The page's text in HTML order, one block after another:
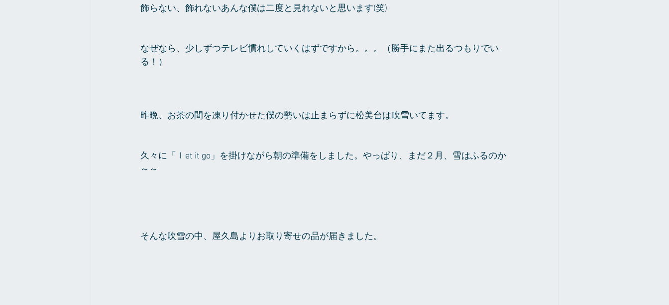
飾らない、飾れないあんな僕は二度と見れないと思います(笑)
なぜなら、少しずつテレビ慣れしていくはずですから。。。（勝手にまた出るつもりでい
る！）
昨晩、お茶の間を凍り付かせた僕の勢いは止まらずに松美台は吹雪いてます。
久々に「ｌet it go」を掛けながら朝の準備をしました。やっぱり、まだ２月、雪はふるのか
～～
そんな吹雪の中、屋久島よりお取り寄せの品が届きました。